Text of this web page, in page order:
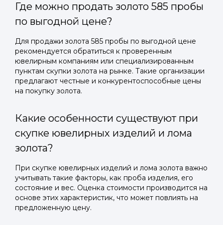
Где можно продать золото 585 пробы
по выгодной цене?
Для продажи золота 585 пробы по выгодной цене
рекомендуется обратиться к проверенным
ювелирным компаниям или специализированным
пунктам скупки золота на рынке. Такие организации
предлагают честные и конкурентоспособные цены
на покупку золота.
Какие особенности существуют при
скупке ювелирных изделий и лома
золота?
При скупке ювелирных изделий и лома золота важно
учитывать такие факторы, как проба изделия, его
состояние и вес. Оценка стоимости производится на
основе этих характеристик, что может повлиять на
предложенную цену.